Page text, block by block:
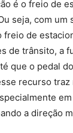
é o freio de
seja, com um
freio de
de trânsito, a
que o pedal
recurso
em
a direção